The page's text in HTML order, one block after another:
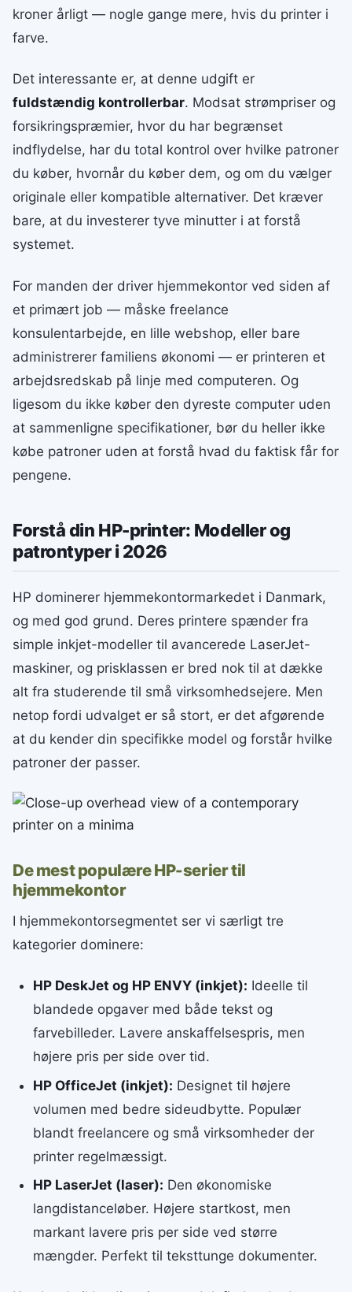
kroner årligt — nogle gange mere, hvis du printer i
farve.
Det interessante er, at denne udgift er
fuldstændig kontrollerbar. Modsat strømpriser og
forsikringspræmier, hvor du har begrænset
indflydelse, har du total kontrol over hvilke patroner
du køber, hvornår du køber dem, og om du vælger
originale eller kompatible alternativer. Det kræver
bare, at du investerer tyve minutter i at forstå
systemet.
For manden der driver hjemmekontor ved siden af
et primært job — måske freelance
konsulentarbejde, en lille webshop, eller bare
administrerer familiens økonomi — er printeren et
arbejdsredskab på linje med computeren. Og
ligesom du ikke køber den dyreste computer uden
at sammenligne specifikationer, bør du heller ikke
købe patroner uden at forstå hvad du faktisk får for
pengene.
Forstå din HP-printer: Modeller og
patrontyper i 2026
HP dominerer hjemmekontormarkedet i Danmark,
og med god grund. Deres printere spænder fra
simple inkjet-modeller til avancerede LaserJet-
maskiner, og prisklassen er bred nok til at dække
alt fra studerende til små virksomhedsejere. Men
netop fordi udvalget er så stort, er det afgørende
at du kender din specifikke model og forstår hvilke
patroner der passer.
De mest populære HP-serier til
hjemmekontor
I hjemmekontorsegmentet ser vi særligt tre
kategorier dominere:
HP DeskJet og HP ENVY (inkjet): Ideelle til
blandede opgaver med både tekst og
farvebilleder. Lavere anskaffelsespris, men
højere pris per side over tid.
HP OfficeJet (inkjet): Designet til højere
volumen med bedre sideudbytte. Populær
blandt freelancere og små virksomheder der
printer regelmæssigt.
HP LaserJet (laser): Den økonomiske
langdistanceløber. Højere startkost, men
markant lavere pris per side ved større
mængder. Perfekt til teksttunge dokumenter.